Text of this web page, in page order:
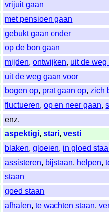
vrijuit gaan
met pensioen gaan
gebukt gaan onder
op de bon gaan
mijden,ontwijken, uit de weg
uit de weg gaan voor
bogen op, prat gaan op,zich
fluctueren,op en neer gaan,
enz.
aspektigi,stari,vesti
blaken,gloeien, in gloed
assisteren, bijstaan, helpen,
staan
goed staan
afhalen,te wachten staan,